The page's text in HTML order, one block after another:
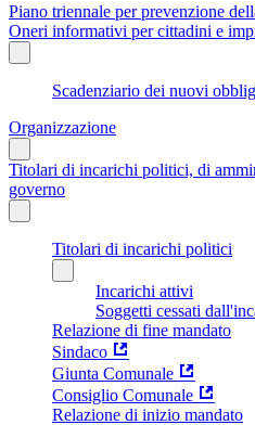
Piano triennale per prevenzione
Oneri informativi per cittadini e
Scadenziario dei nuovi
Organizzazione
Titolari di incarichi politici, di
governo
Titolari di incarichi politici
Incarichi attivi
Soggetti cessati
Relazione di fine mandato
Sindaco
Giunta Comunale
Consiglio Comunale
Relazione di inizio mandato